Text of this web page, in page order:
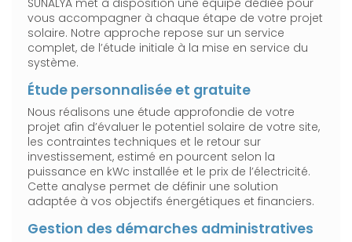
vous accompagner à chaque étape de votre projet
solaire. Notre approche repose sur un service
complet, de l’étude initiale à la mise en service du
système.
Étude personnalisée et gratuite
Nous réalisons une étude approfondie de votre
projet afin d’évaluer le potentiel solaire de votre site,
les contraintes techniques et le retour sur
investissement, estimé en pourcent selon la
puissance en kWc installée et le prix de l’électricité.
Cette analyse permet de définir une solution
adaptée à vos objectifs énergétiques et financiers.
Gestion des démarches administratives